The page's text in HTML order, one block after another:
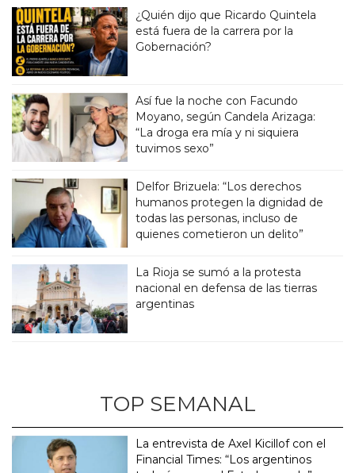
¿Quién dijo que Ricardo Quintela
está fuera de la carrera por la
Gobernación?
Así fue la noche con Facundo
Moyano, según Candela Arizaga:
“La droga era mía y ni siquiera
tuvimos sexo”
Delfor Brizuela: “Los derechos
humanos protegen la dignidad de
todas las personas, incluso de
quienes cometieron un delito”
La Rioja se sumó a la protesta
nacional en defensa de las tierras
argentinas
TOP SEMANAL
La entrevista de Axel Kicillof con el
Financial Times: “Los argentinos